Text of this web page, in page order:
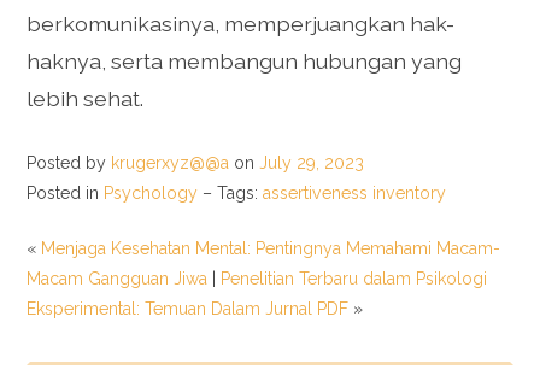
berkomunikasinya, memperjuangkan hak-
haknya, serta membangun hubungan yang
lebih sehat.
Posted by krugerxyz@@a on July 29, 2023
Posted in Psychology – Tags:assertiveness inventory
« Menjaga Kesehatan Mental: Pentingnya Memahami Macam-
Macam Gangguan Jiwa
Penelitian Terbaru dalam Psikologi
Eksperimental: Temuan Dalam Jurnal PDF »